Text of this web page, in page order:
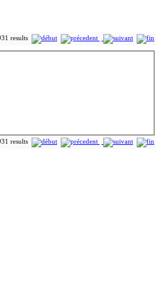
results
results